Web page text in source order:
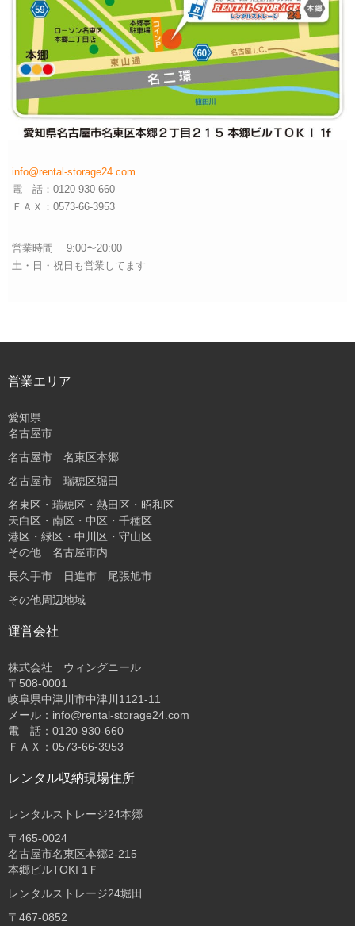
info@rental-storage24.com
電 話：0120-930-660
ＦＡＸ：0573-66-3953
営業時間 9:00〜20:00
土・日・祝日も営業してます
営業エリア
愛知県
名古屋市
名古屋市 名東区本郷
名古屋市 瑞穂区堀田
名東区・瑞穂区・熱田区・昭和区
天白区・南区・中区・千種区
港区・緑区・中川区・守山区
その他 名古屋市内
長久手市 日進市 尾張旭市
その他周辺地域
運営会社
株式会社 ウィングニール
〒508-0001
岐阜県中津川市中津川1121-11
メール：info@rental-storage24.com
電 話：0120-930-660
ＦＡＸ：0573-66-3953
レンタル収納現場住所
レンタルストレージ24本郷
〒465-0024
名古屋市名東区本郷2-215
本郷ビルTOKI 1Ｆ
レンタルストレージ24堀田
〒467-0852